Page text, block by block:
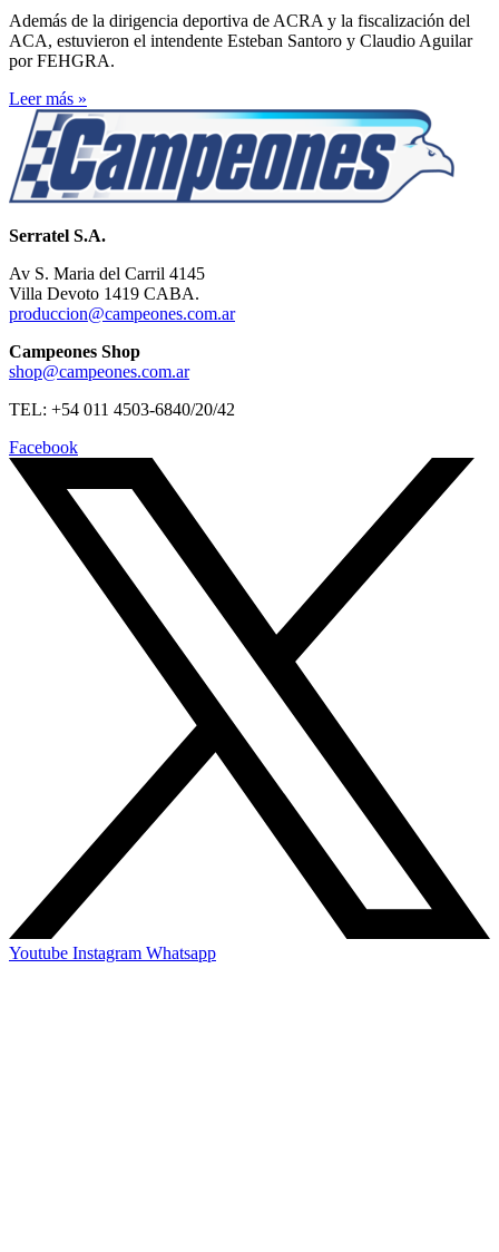
Además de la dirigencia deportiva de ACRA y la fiscalización del
ACA, estuvieron el intendente Esteban Santoro y Claudio Aguilar
por FEHGRA.
Leer más »
Serratel S.A.
Av S. Maria del Carril 4145
Villa Devoto 1419 CABA.
produccion@campeones.com.ar
Campeones Shop
shop@campeones.com.ar
TEL: +54 011 4503-6840/20/42
Facebook
Youtube Instagram Whatsapp